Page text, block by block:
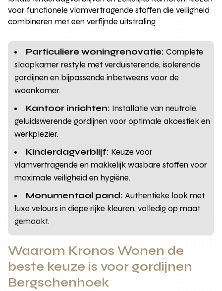
voor functionele vlamvertragende stoffen die veiligheid
combineren met een verfijnde uitstraling.
Particuliere woningrenovatie: Complete
slaapkamer restyle met verduisterende, isolerende
gordijnen en bijpassende inbetweens voor de
woonkamer.
Kantoor inrichten: Installatie van neutrale,
geluidswerende gordijnen voor optimale akoestiek en
werkplezier.
Kinderdagverblijf: Keuze voor
vlamvertragende en makkelijk wasbare stoffen voor
maximale veiligheid en hygiëne.
Monumentaal pand: Authentieke look met
luxe velours in diepe rijke kleuren, volledig op maat
gemaakt.
Waarom Kronos Wonen de
beste keuze is voor gordijnen
Bergschenhoek